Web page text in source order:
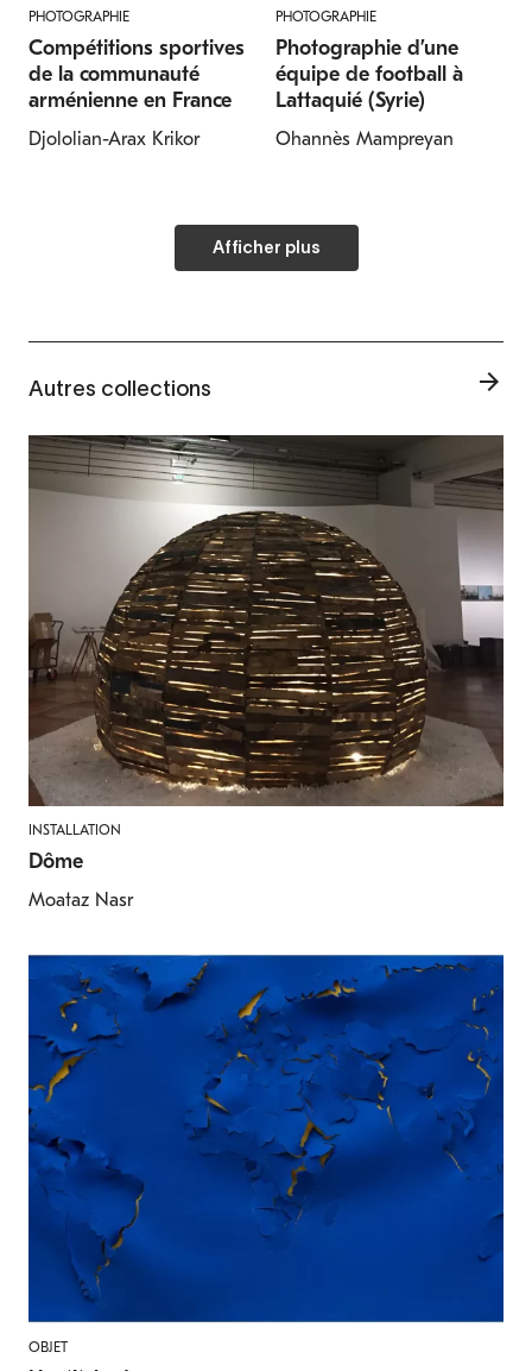
PHOTOGRAPHIE
Compétitions sportives
de la communauté
arménienne en France
Djololian-Arax Krikor
PHOTOGRAPHIE
Photographie d’une
équipe de football à
Lattaquié (Syrie)
Ohannès Mampreyan
Afficher plus
Autres collections
INSTALLATION
Dôme
Moataz Nasr
OBJET